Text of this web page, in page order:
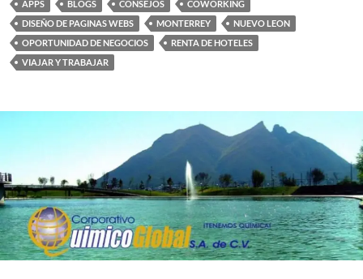
APPS BLOGS CONSEJOS
COWORKING
DISEÑO DE PAGINAS WEBS
MONTERREY
NUEVO LEON
OPORTUNIDAD DE NEGOCIOS
RENTA DE HOTELES
VIAJAR Y TRABAJAR